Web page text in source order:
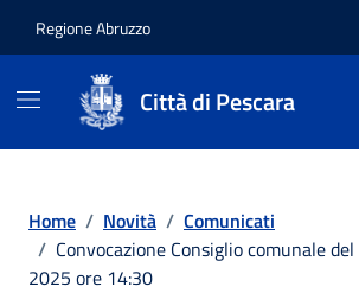
Regione Abruzzo
Città di Pescara
Home / Novità / Comunicati
/ Convocazione Consiglio comunale
2025 ore 14:30